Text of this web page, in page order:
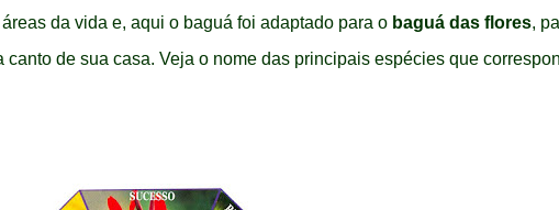
da vida e, aqui o baguá foi adaptado para o baguá das flores,
canto de sua casa. Veja o nome das principais espécies que